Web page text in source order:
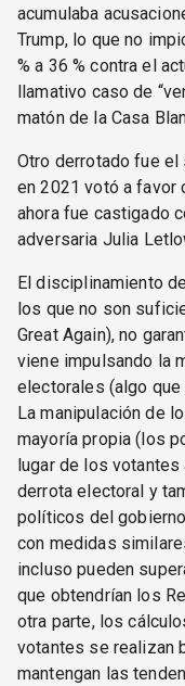
acumulaba
Trump, lo que no
% a 36 % contra el
llamativo caso de
matón de la Casa
Otro derrotado fue el
en 2021 votó a favor
ahora fue castigado
adversaria Julia
El disciplinamiento
los que no son
Great Again), no
viene impulsando la
electorales (algo
La manipulación de
mayoría propia (los
lugar de los
derrota electoral y
políticos del
con medidas
incluso pueden
que obtendrían los
otra parte, los
votantes se realizan
mantengan las